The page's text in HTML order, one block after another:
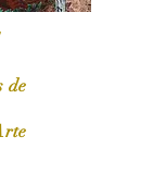
Abril / 2024
de